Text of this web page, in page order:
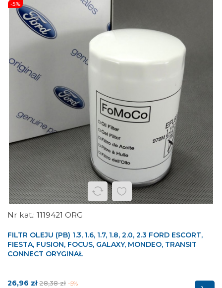
-5%
1119421 ORG
FILTR OLEJU (PB) 1.3, 1.6, 1.7, 1.8, 2.0, 2.3 FORD ESCORT,
FIESTA, FUSION, FOCUS, GALAXY, MONDEO, TRANSIT
CONNECT ORYGINAŁ
Cena
26,96 zł Cena
28,38 zł -5%